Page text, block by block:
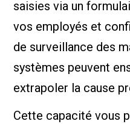
saisies via un
vos employés et
de surveillance des
systèmes peuvent
extrapoler la cause
Cette capacité vous